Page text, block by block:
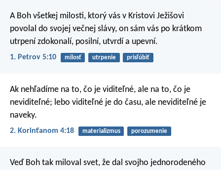
A Boh všetkej milosti, ktorý vás v Kristovi Ježišovi
povolal do svojej večnej slávy, on sám vás po krátkom
utrpení zdokonalí, posilní, utvrdí a upevní.
1. Petrov 5:10 milosť utrpenie prisľúbiť
Ak nehľadíme na to, čo je viditeľné, ale na to, čo je
neviditeľné; lebo viditeľné je do času, ale neviditeľné je
naveky.
2. Korinťanom 4:18 materializmus porozumenie
Veď Boh tak miloval svet, že dal svojho jednorodeného